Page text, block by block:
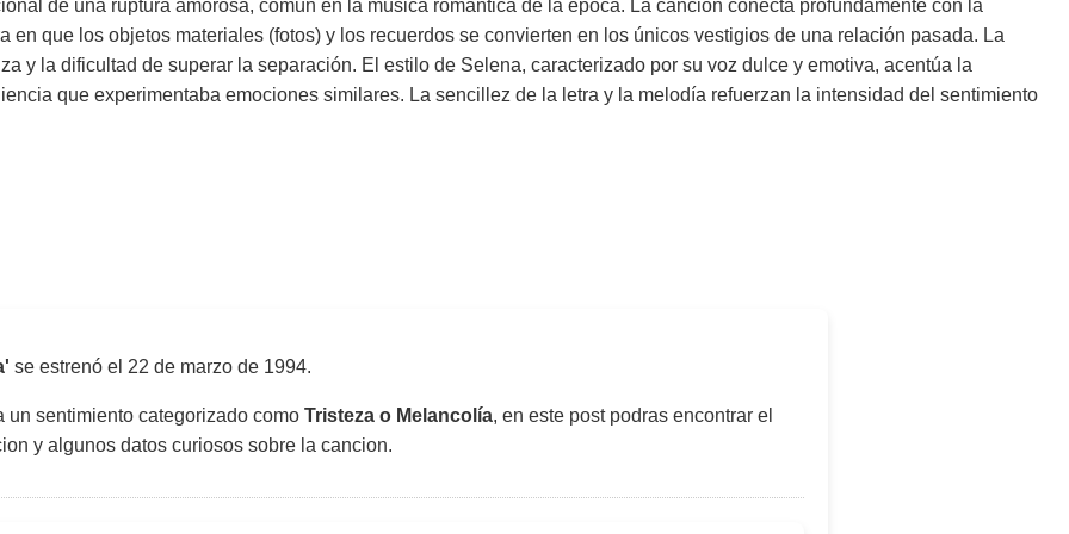
de una ruptura amorosa, común en la música romántica de la época. La canción conecta profundamente con la
que los objetos materiales (fotos) y los recuerdos se convierten en los únicos vestigios de una relación pasada. La
y la dificultad de superar la separación. El estilo de Selena, caracterizado por su voz dulce y emotiva, acentúa la
que experimentaba emociones similares. La sencillez de la letra y la melodía refuerzan la intensidad del sentimiento
se estrenó el 22 de marzo de 1994.
un sentimiento categorizado como Tristeza o Melancolía, en este post podras encontrar el
y algunos datos curiosos sobre la cancion.